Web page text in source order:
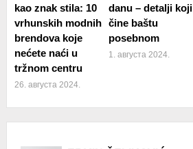
kao znak stila: 10
vrhunskih modnih
brendova koje
nećete naći u
tržnom centru
26. августа 2024.
danu – detalji koji
čine baštu
posebnom
1. августа 2024.